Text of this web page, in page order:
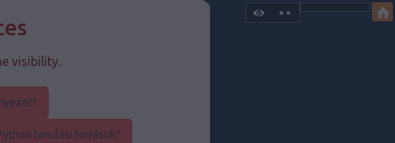
visibility.
tanulási források?